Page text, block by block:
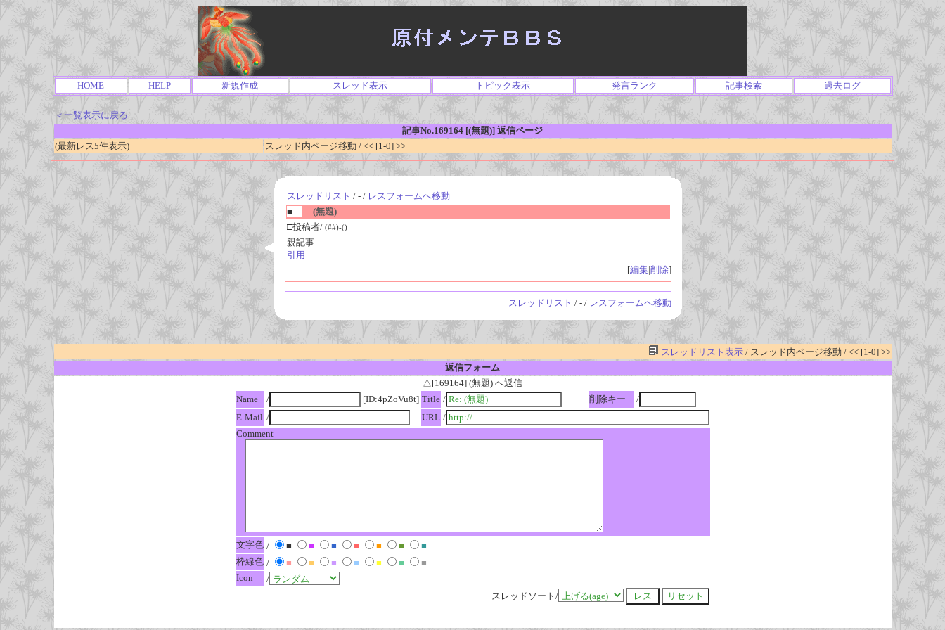
HOME HELP 新規作成 スレッド表示 トピック表示 発言ランク 記事検索 過去ログ
＜一覧表示に戻る
記事No.169164 [(無題)] 返信ページ
(最新レス5件表示)
スレッド内ページ移動 / << [1-0] >>
スレッドリスト / - / レスフォームへ移動
■
(無題)
□投稿者/ (##)-()
親記事
引用
[編集|削除]
スレッドリスト / - / レスフォームへ移動
スレッドリスト表示/ スレッド内ページ移動 / << [1-0] >>
返信フォーム
△[169164] (無題) へ返信
Name
/ [ID:4pZoVu8t] Title / 削除キー
/
E-Mail / URL /
Comment
文字色 / ■ ■ ■ ■ ■ ■
■
枠線色 / ■ ■ ■ ■ ■ ■
■
Icon
/
スレッドソート/